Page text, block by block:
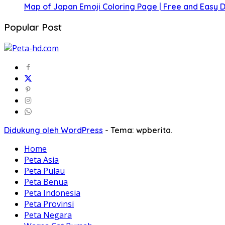
Map of Japan Emoji Coloring Page | Free and Easy
Popular Post
Didukung oleh WordPress - Tema: wpberita.
Home
Peta Asia
Peta Pulau
Peta Benua
Peta Indonesia
Peta Provinsi
Peta Negara